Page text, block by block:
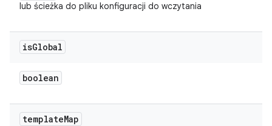
lub ścieżka do pliku konfiguracji do wczytania
isGlobal
boolean
templateMap